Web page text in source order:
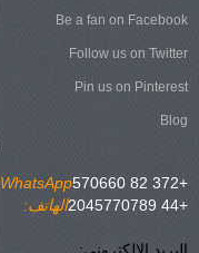
Be a fan on Facebook
Follow us on Twitter
Pin us on Pinterest
Blog
WhatsApp:
+372 82 570660
الهاتف:
+44 2045770789